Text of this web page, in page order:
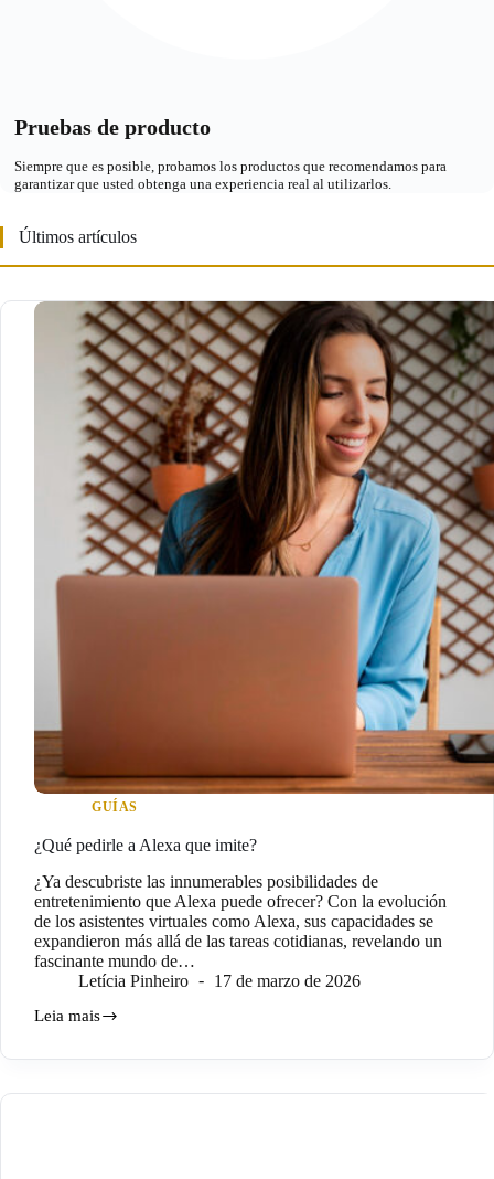
Pruebas de producto
Siempre que es posible, probamos los productos que recomendamos para
garantizar que usted obtenga una experiencia real al utilizarlos.
Últimos artículos
GUÍAS
¿Qué pedirle a Alexa que imite?
¿Ya descubriste las innumerables posibilidades de
entretenimiento que Alexa puede ofrecer? Con la evolución
de los asistentes virtuales como Alexa, sus capacidades se
expandieron más allá de las tareas cotidianas, revelando un
fascinante mundo de…
Letícia Pinheiro
17 de marzo de 2026
Leia mais
¿Qué
a
que